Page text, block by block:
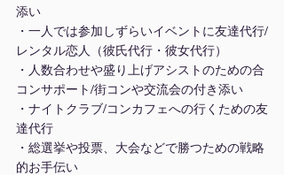
添い
・一人では参加しずらいイベントに友達代行/
レンタル恋人（彼氏代行・彼女代行）
・人数合わせや盛り上げアシストのための合
コンサポート/街コンや交流会の付き添い
・ナイトクラブ/コンカフェへの行くための友
達代行
・総選挙や投票、大会などで勝つための戦略
的お手伝い